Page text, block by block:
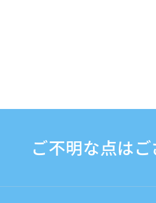
ご不明な点は